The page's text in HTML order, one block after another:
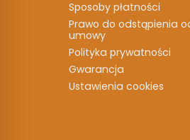
Sposoby płatności
Prawo do odstąpienia
umowy
Polityka prywatności
Gwarancja
Ustawienia cookies